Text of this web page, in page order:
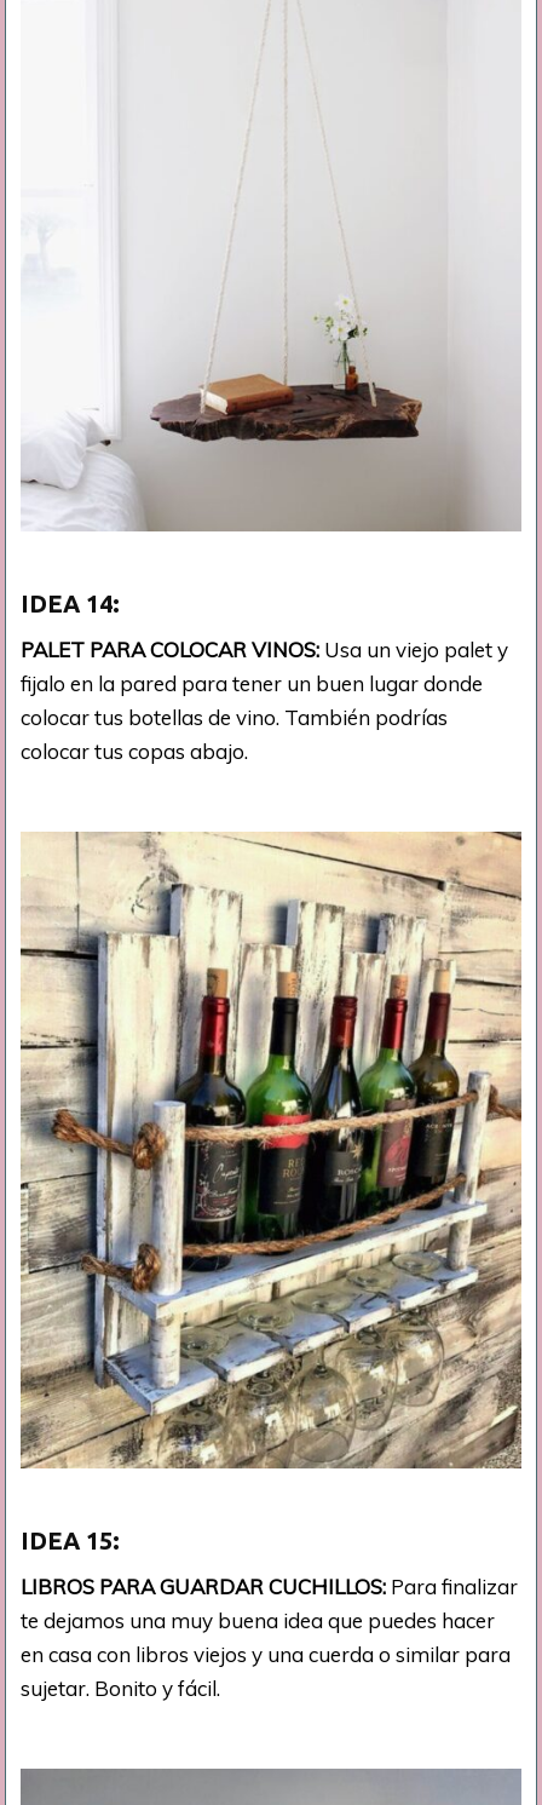
IDEA 14:
PALET PARA COLOCAR VINOS: Usa un viejo palet y
fijalo en la pared para tener un buen lugar donde
colocar tus botellas de vino. También podrías
colocar tus copas abajo.
IDEA 15:
LIBROS PARA GUARDAR CUCHILLOS: Para finalizar
te dejamos una muy buena idea que puedes hacer
en casa con libros viejos y una cuerda o similar para
sujetar. Bonito y fácil.